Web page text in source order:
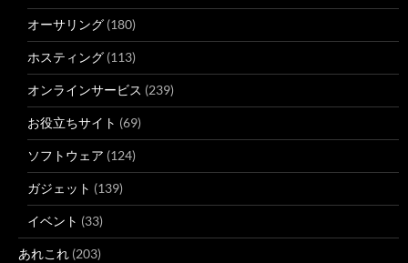
オーサリング (180)
ホスティング (113)
オンラインサービス (239)
お役立ちサイト (69)
ソフトウェア (124)
ガジェット (139)
イベント (33)
あれこれ (203)